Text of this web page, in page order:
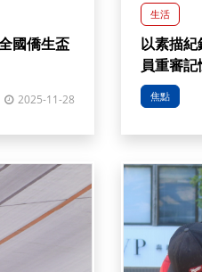
國僑生盃
2025-11-28
生活
以素描
員重審記
焦點